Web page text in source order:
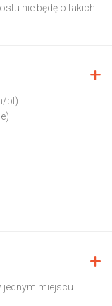
nie będę o takich
pl)
miejscu